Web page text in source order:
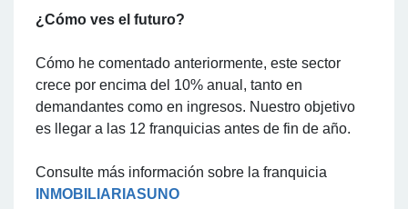
¿Cómo ves el futuro?
Cómo he comentado anteriormente, este sector
crece por encima del 10% anual, tanto en
demandantes como en ingresos. Nuestro objetivo
es llegar a las 12 franquicias antes de fin de año.
Consulte más información sobre la franquicia
INMOBILIARIASUNO